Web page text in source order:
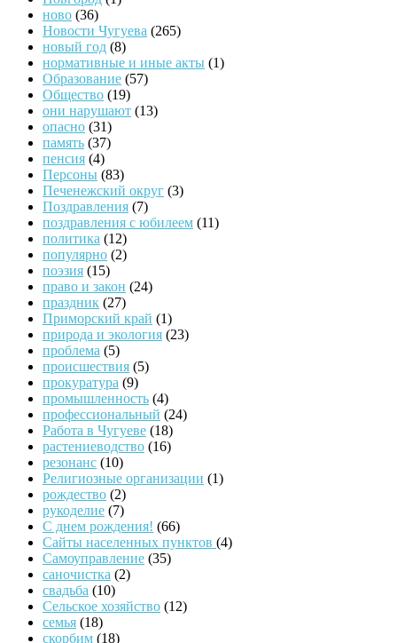
ново (36)
Новости Чугуева (265)
новый год (8)
нормативные и иные акты (1)
Образование (57)
Общество (19)
они нарушают (13)
опасно (31)
память (37)
пенсия (4)
Персоны (83)
Печенежский округ (3)
Поздравления (7)
поздравления с юбилеем (11)
политика (12)
популярно (2)
поэзия (15)
право и закон (24)
праздник (27)
Приморский край (1)
природа и экология (23)
проблема (5)
происшествия (5)
прокуратура (9)
промышленность (4)
профессиональный (24)
Работа в Чугуеве (18)
растениеводство (16)
резонанс (10)
Религиозные организации (1)
рождество (2)
рукоделие (7)
С днем рождения! (66)
Сайты населенных пунктов (4)
Самоуправление (35)
саночистка (2)
свадьба (10)
Сельское хозяйство (12)
семья (18)
скорбим (18)